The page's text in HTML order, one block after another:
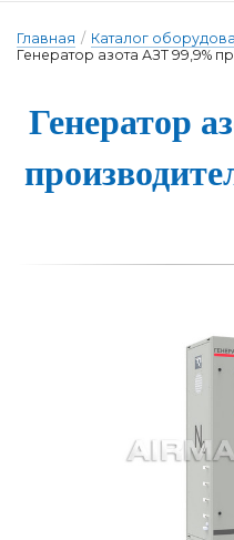
Главная / Каталог
Генератор азота АЗТ 99,9%
Генера­тор